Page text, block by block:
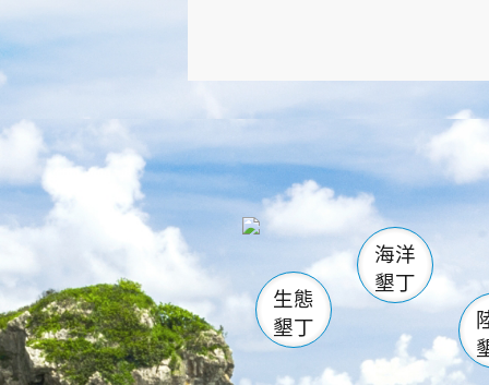
龜山 海生館
恆春
龍鑾潭自
瓊麻館
關山
白砂
生態
墾丁
海洋
墾丁